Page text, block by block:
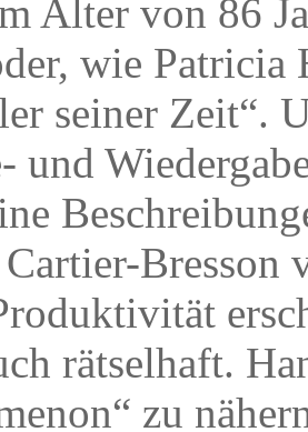
Alter von 86
wie Patricia
seiner Zeit“.
und
Bresson
rätselhaft.
zu